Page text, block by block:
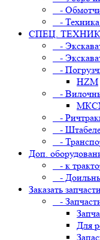
-
-
СПЕЦ.
-
-
-
HZM
-
-
-
-
Доп.
- к
-
Заказать
-
Для